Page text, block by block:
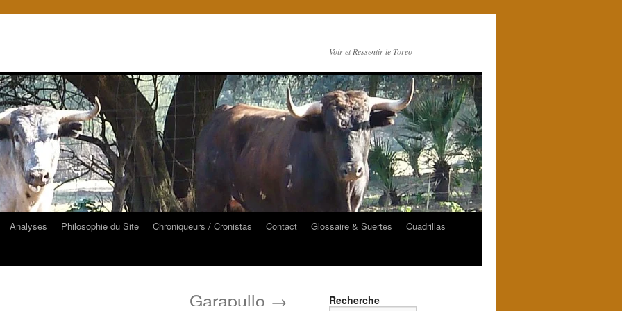
Voir et Ressentir le Toreo
Analyses Philosophie du Site Chroniqueurs / Cronistas Contact Glossaire & Suertes
Cuadrillas
Garapullo → Recherche